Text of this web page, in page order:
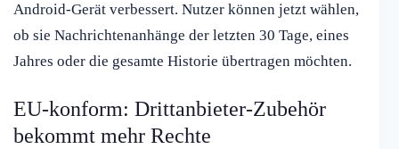
Android-Gerät verbessert. Nutzer können jetzt wählen,
ob sie Nachrichtenanhänge der letzten 30 Tage, eines
Jahres oder die gesamte Historie übertragen möchten.
EU-konform: Drittanbieter-Zubehör
bekommt mehr Rechte